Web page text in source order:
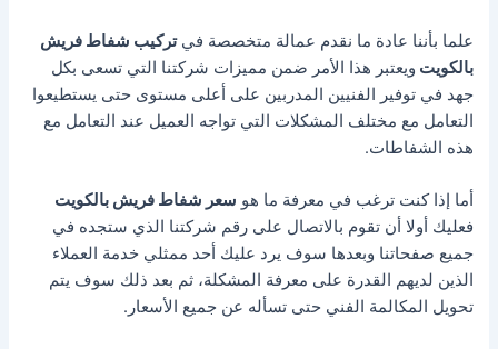
علما بأننا عادة ما نقدم عمالة متخصصة فيتركيب شفاط فريش
بالكويت ويعتبر هذا الأمر ضمن مميزات شركتنا التي تسعى بكل
جهد في توفير الفنيين المدربين على أعلى مستوى حتى يستطيعوا
التعامل مع مختلف المشكلات التي تواجه العميل عند التعامل مع
هذه الشفاطات.
أما إذا كنت ترغب في معرفة ما هو سعر شفاط فريش بالكويت
فعليك أولا أن تقوم بالاتصال على رقم شركتنا الذي ستجده في
جميع صفحاتنا وبعدها سوف يرد عليك أحد ممثلي خدمة العملاء
الذين لديهم القدرة على معرفة المشكلة، ثم بعد ذلك سوف يتم
تحويل المكالمة الفني حتى تسأله عن جميع الأسعار.